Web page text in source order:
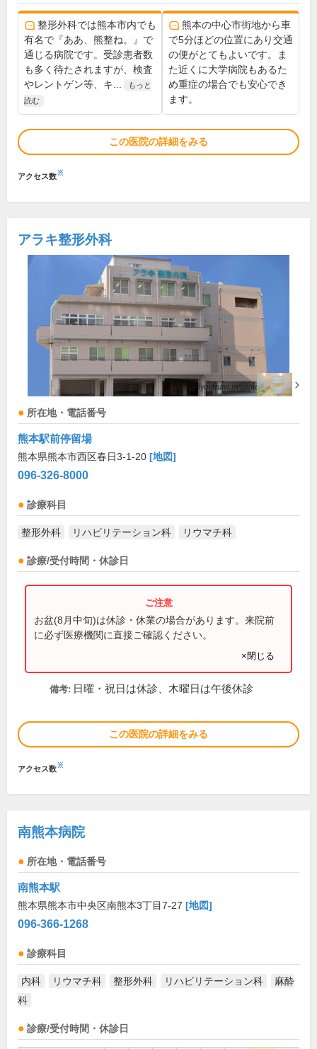
整形外科では熊本市内でも
有名で『ああ、熊整ね。』で
通じる病院です。受診患者数
も多く待たされますが、検査
やレントゲン等、キ...
もっと
読む
熊本の中心市街地から車
で5分ほどの位置にあり交通
の便がとてもよいです。ま
た近くに大学病院もあるた
め重症の場合でも安心でき
ます。
この医院の詳細をみる
アクセス数※
アラキ整形外科
所在地・電話番号
熊本駅前停留場
熊本県熊本市西区春日3-1-20 [地図]
096-326-8000
診療科目
整形外科 リハビリテーション科 リウマチ科
診療/受付時間・休診日
お盆(8月中旬)は休診・休業の場合があります。来院前
に必ず医療機関に直接ご確認ください。
×閉じる
備考: 日曜・祝日は休診、木曜日は午後休診
この医院の詳細をみる
アクセス数※
南熊本病院
所在地・電話番号
南熊本駅
熊本県熊本市中央区南熊本3丁目7-27 [地図]
096-366-1268
診療科目
内科 リウマチ科 整形外科 リハビリテーション科
麻酔
科
診療/受付時間・休診日